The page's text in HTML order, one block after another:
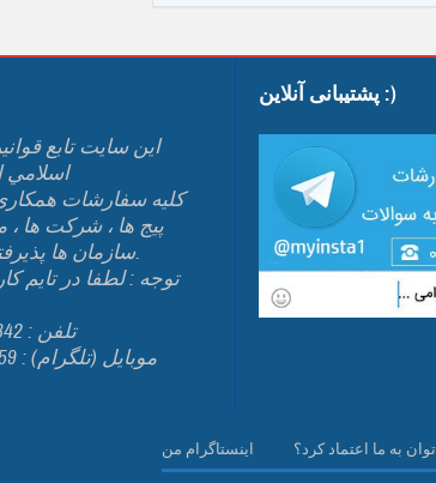
اين سايت تابع
اسلامي
پیج ها ، شرکت ها
سازمان ها پذیرفته می شود.
تلفن : 33449842-051
موبایل (تلگرام) : 09037519859
پشتیبانی آنلاین :)
اینستاگرام من به ما اعتماد کرد؟